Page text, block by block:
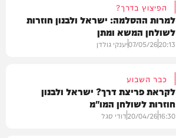
הפיצוץ בדרך?
למרות ההסלמה: ישראל ולבנון חוזרות
לשולחן המשא ומתן
20:13
07/05/26יענקי גולדן
כבר השבוע
לקראת פריצת דרך? ישראל ולבנון
חוזרות לשולחן המו"מ
16:30
20/04/26דודי סגל